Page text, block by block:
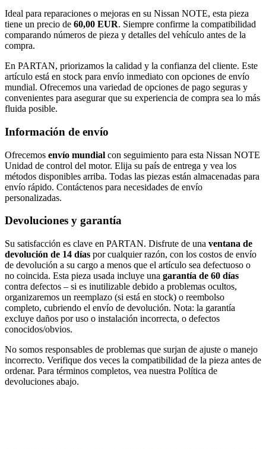
Ideal para reparaciones o mejoras en su Nissan NOTE, esta pieza
tiene un precio de 60,00 EUR. Siempre confirme la compatibilidad
comparando números de pieza y detalles del vehículo antes de la
compra.
En PARTAN, priorizamos la calidad y la confianza del cliente. Este
artículo está en stock para envío inmediato con opciones de envío
mundial. Ofrecemos una variedad de opciones de pago seguras y
convenientes para asegurar que su experiencia de compra sea lo más
fluida posible.
Información de envío
Ofrecemos envío mundial con seguimiento para esta Nissan NOTE
Unidad de control del motor. Elija su país de entrega y vea los
métodos disponibles arriba. Todas las piezas están almacenadas para
envío rápido. Contáctenos para necesidades de envío
personalizadas.
Devoluciones y garantía
Su satisfacción es clave en PARTAN. Disfrute de una ventana de
devolución de 14 días por cualquier razón, con los costos de envío
de devolución a su cargo a menos que el artículo sea defectuoso o
no coincida. Esta pieza usada incluye una garantía de 60 días
contra defectos – si es inutilizable debido a problemas ocultos,
organizaremos un reemplazo (si está en stock) o reembolso
completo, cubriendo el envío de devolución. Nota: la garantía
excluye daños por uso o instalación incorrecta, o defectos
conocidos/obvios.
No somos responsables de problemas que surjan de ajuste o manejo
incorrecto. Verifique dos veces la compatibilidad de la pieza antes de
ordenar. Para términos completos, vea nuestra Política de
devoluciones abajo.